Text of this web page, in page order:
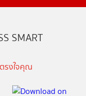
SMART
รงใจคุณ